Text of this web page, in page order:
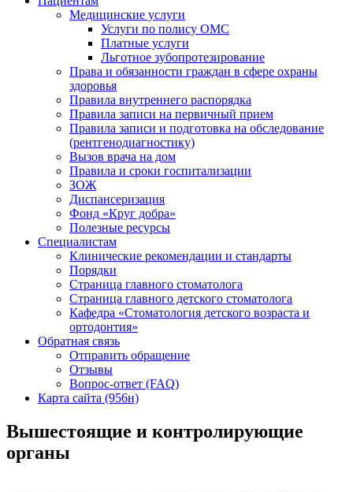
Медицинские услуги
Услуги по полису ОМС
Платные услуги
Льготное зубопротезирование
Права и обязанности граждан в сфере охраны
здоровья
Правила внутреннего распорядка
Правила записи на первичный прием
Правила записи и подготовка на обследование
(рентгенодиагностику)
Вызов врача на дом
Правила и сроки госпитализации
ЗОЖ
Диспансеризация
Фонд «Круг добра»
Полезные ресурсы
Специалистам
Клинические рекомендации и стандарты
Порядки
Страница главного стоматолога
Страница главного детского стоматолога
Кафедра «Стоматология детского возраста и
ортодонтия»
Обратная связь
Отправить обращение
Отзывы
Вопрос-ответ (FAQ)
Карта сайта (956н)
Вышестоящие и контролирующие
органы